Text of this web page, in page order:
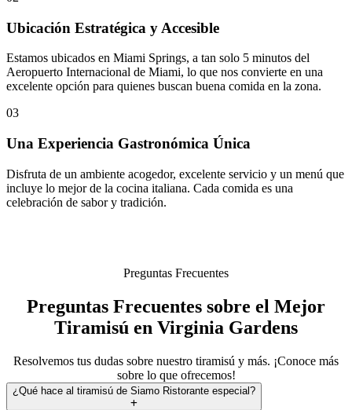
Ubicación Estratégica y Accesible
Estamos ubicados en Miami Springs, a tan solo 5 minutos del
Aeropuerto Internacional de Miami, lo que nos convierte en una
excelente opción para quienes buscan buena comida en la zona.
03
Una Experiencia Gastronómica Única
Disfruta de un ambiente acogedor, excelente servicio y un menú que
incluye lo mejor de la cocina italiana. Cada comida es una
celebración de sabor y tradición.
Preguntas Frecuentes
Preguntas Frecuentes sobre el Mejor
Tiramisú en Virginia Gardens
Resolvemos tus dudas sobre nuestro tiramisú y más. ¡Conoce más
sobre lo que ofrecemos!
¿Qué hace al tiramisú de Siamo Ristorante especial?